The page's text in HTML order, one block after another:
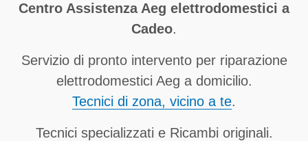
Centro Assistenza Aeg elettrodomestici a
Cadeo.
Servizio di pronto intervento per riparazione
elettrodomestici Aeg a domicilio.
Tecnici di zona, vicino a te.
Tecnici specializzati e Ricambi originali.